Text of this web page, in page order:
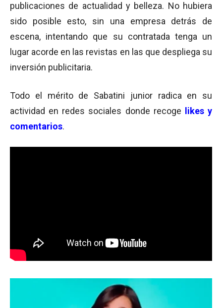
publicaciones de actualidad y belleza. No hubiera
sido posible esto, sin una empresa detrás de
escena, intentando que su contratada tenga un
lugar acorde en las revistas en las que despliega su
inversión publicitaria.
Todo el mérito de Sabatini junior radica en su
actividad en redes sociales donde recoge
likes y
comentarios.